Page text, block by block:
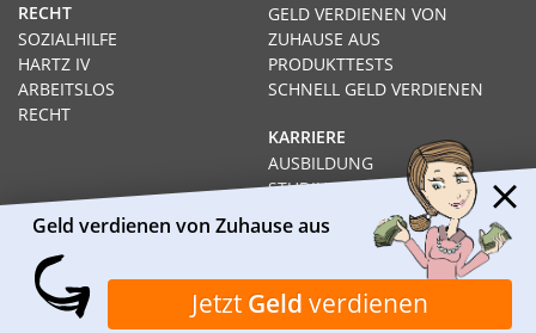
GELD VERDIENEN VON
ZUHAUSE AUS
PRODUKTTESTS
SCHNELL GELD VERDIENEN
KARRIERE
AUSBILDUNG
STUDIUM
FERNSTUDIUM
GEHÄLTER
RECHT
SOZIALHILFE
HARTZ IV
ARBEITSLOS
RECHT
Impressum Datenschutz Kontakt
Über Heimarbeit.de
© 2026I❶I Heimarbeit.de
Geld verdienen von Zuhause aus
Jetzt Geld verdienen